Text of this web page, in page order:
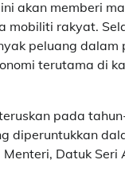
akan memberi
mobiliti rakyat.
peluang dalam
terutama di
pada
diperuntukkan
Datuk Seri